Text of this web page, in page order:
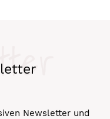
Newsletter und